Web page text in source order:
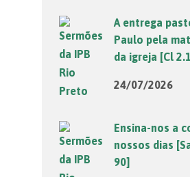
A entrega
Paulo pela
da igreja [Cl
24/07/2026
Ensina-nos a
nossos dias
90]